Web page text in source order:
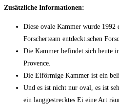
Zusätzliche Informationen:
Diese ovale Kammer wurde 1992
Forscherteam entdeckt.schen
Die Kammer befindet sich heute
Provence.
Die Eiförmige Kammer ist ein
Und es ist nicht nur oval, es ist
ein langgestrecktes Ei eine Art